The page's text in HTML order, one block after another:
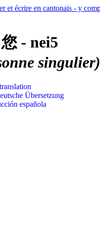
- nei5
singulier)
Übersetzung
española